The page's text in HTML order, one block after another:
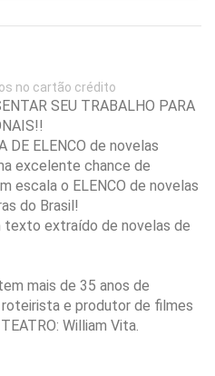
no cartão crédito
SEU TRABALHO PARA
DE ELENCO de novelas
excelente chance de
escala o ELENCO de novelas
do Brasil!
texto extraído de novelas de
mais de 35 anos de
e produtor de filmes
William Vita.